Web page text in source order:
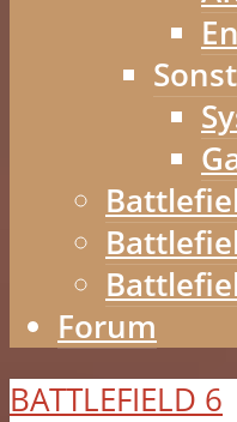
Forum
BATTLEFIELD 6